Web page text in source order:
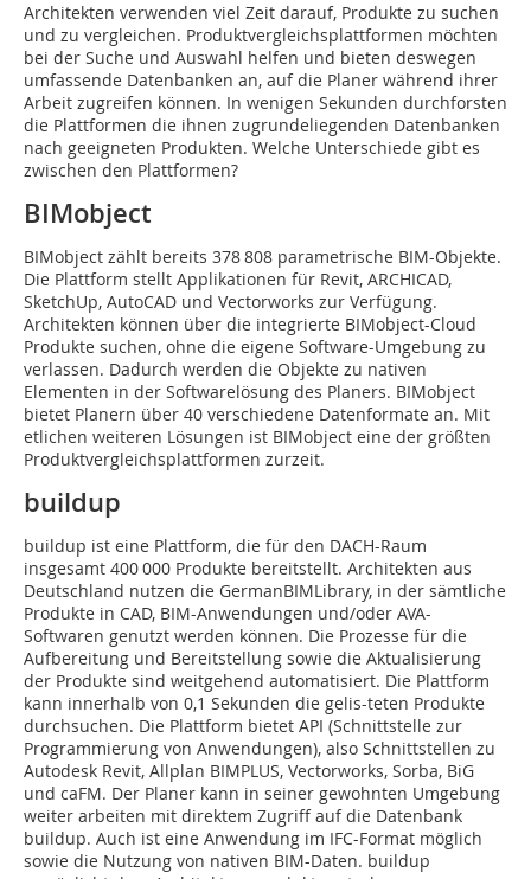
Architekten verwenden viel Zeit darauf, Produkte zu suchen
und zu vergleichen. Produktvergleichsplattformen möchten
bei der Suche und Auswahl helfen und bieten deswegen
umfassende Datenbanken an, auf die Planer während ihrer
Arbeit zugreifen können. In wenigen Sekunden durchforsten
die Plattformen die ihnen zugrundeliegenden Datenbanken
nach geeigneten Produkten. Welche Unterschiede gibt es
zwischen den Plattformen?
BIMobject
BIMobject zählt bereits 378 808 parametrische BIM-Objekte.
Die Plattform stellt Applikationen für Revit, ARCHICAD,
SketchUp, AutoCAD und Vectorworks zur Verfügung.
Architekten können über die integrierte BIMobject-Cloud
Produkte suchen, ohne die eigene Software-Umgebung zu
verlassen. Dadurch werden die Objekte zu nativen
Elementen in der Softwarelösung des Planers. BIMobject
bietet Planern über 40 verschiedene Datenformate an. Mit
etlichen weiteren Lösungen ist BIMobject eine der größten
Produktvergleichsplattformen zurzeit.
buildup
buildup ist eine Plattform, die für den DACH-Raum
insgesamt 400 000 Produkte bereitstellt. Architekten aus
Deutschland nutzen die GermanBIMLibrary, in der sämtliche
Produkte in CAD, BIM-Anwendungen und/oder AVA-
Softwaren genutzt werden können. Die Prozesse für die
Aufbereitung und Bereitstellung sowie die Aktualisierung
der Produkte sind weitgehend automatisiert. Die Plattform
kann innerhalb von 0,1 Sekunden die gelis-teten Produkte
durchsuchen. Die Plattform bietet API (Schnittstelle zur
Programmierung von Anwendungen), also Schnittstellen zu
Autodesk Revit, Allplan BIMPLUS, Vectorworks, Sorba, BiG
und caFM. Der Planer kann in seiner gewohnten Umgebung
weiter arbeiten mit direktem Zugriff auf die Datenbank
buildup. Auch ist eine Anwendung im IFC-Format möglich
sowie die Nutzung von nativen BIM-Daten. buildup